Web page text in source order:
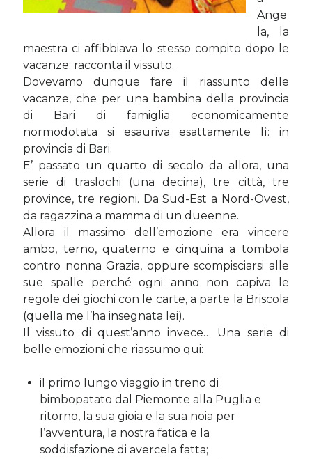
SarasuDel 2023 e di come la mia famiglia sta affrontando la
Del 2023 e di come la mia famiglia sta affrontando la
sclerosi multipla
michelasuDel 2023 e di come la mia famiglia sta affrontando la
sclerosi multipla
GuyasuDel 2023 e di come la mia famiglia sta affrontando la
sclerosi multipla
Cerca nel blog
Cerca
Archivi
Archivi
Cerca nel blog
Cerca
Ange
la, la
maestra ci affibbiava lo stesso compito dopo le
vacanze: racconta il vissuto.
Dovevamo dunque fare il riassunto delle
vacanze, che per una bambina della provincia
di Bari di famiglia economicamente
normodotata si esauriva esattamente lì: in
provincia di Bari.
E’ passato un quarto di secolo da allora, una
serie di traslochi (una decina), tre città, tre
province, tre regioni. Da Sud-Est a Nord-Ovest,
da ragazzina a mamma di un dueenne.
Allora il massimo dell’emozione era vincere
ambo, terno, quaterno e cinquina a tombola
contro nonna Grazia, oppure scompisciarsi alle
sue spalle perché ogni anno non capiva le
regole dei giochi con le carte, a parte la Briscola
(quella me l’ha insegnata lei).
Il vissuto di quest’anno invece… Una serie di
belle emozioni che riassumo qui:
il primo lungo viaggio in treno di
bimbopatato dal Piemonte alla Puglia e
ritorno, la sua gioia e la sua noia per
l’avventura, la nostra fatica e la
soddisfazione di avercela fatta;